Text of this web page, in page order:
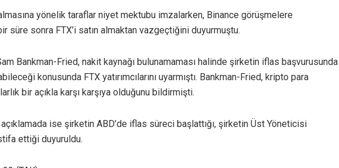
almasına yönelik taraflar niyet mektubu imzalarken, Binance görüşmelere
süre sonra FTX’i satın almaktan vazgeçtiğini duyurmuştu.
Bankman-Fried, nakit kaynağı bulunamaması halinde şirketin iflas başvurusunda
konusunda FTX yatırımcılarını uyarmıştı. Bankman-Fried, kripto para
bir açıkla karşı karşıya olduğunu bildirmişti.
açıklamada ise şirketin ABD’de iflas süreci başlattığı, şirketin Üst Yöneticisi
ettiği duyuruldu.